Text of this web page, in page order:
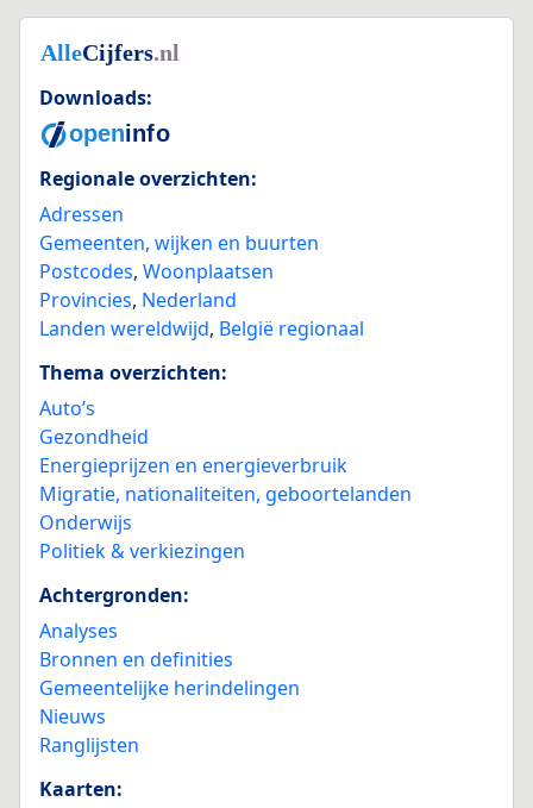
Downloads:
Regionale overzichten:
Adressen
Gemeenten, wijken en buurten
Postcodes, Woonplaatsen
Provincies, Nederland
Landen wereldwijd, België regionaal
Thema overzichten:
Auto’s
Gezondheid
Energieprijzen en energieverbruik
Migratie, nationaliteiten, geboortelanden
Onderwijs
Politiek & verkiezingen
Achtergronden:
Analyses
Bronnen en definities
Gemeentelijke herindelingen
Nieuws
Ranglijsten
Kaarten: